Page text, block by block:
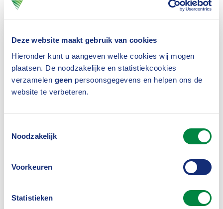
Deze website maakt gebruik van cookies
Hieronder kunt u aangeven welke cookies wij mogen
plaatsen. De noodzakelijke en statistiekcookies
verzamelen geen persoonsgegevens en helpen ons de
website te verbeteren.
Noodzakelijk
Voorkeuren
Statistieken
oplopen tot 200.000 in 2030.
Proef samenwerking
Vanuit een gezamenlijke verantwoordelijkheid voor
het goed functioneren van het
Verbond van Verzekeraars en OVAL in
samenwerking met Kwaliteit op Maat (KOM),
Platform Private Uitvoerders Sociale Zekerheid
Hierbij wordt onderzocht hoe gericht verzamelde